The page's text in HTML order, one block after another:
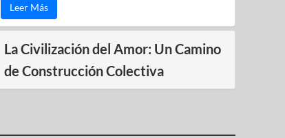
Leer Más
La Civilización del Amor: Un Camino
de Construcción Colectiva